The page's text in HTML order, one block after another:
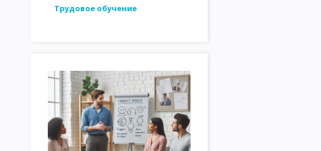
НАЗНАЧЕНИЕ И ЗАДАЧИ ПЕДАГОГИЧЕСКОГО ПРОЦЕССА
ВИДЫ ПЕДАГОГИЧЕСКОЙ ДЕЯТЕЛЬНОСТИ
ПЕДАГОГИЧЕСКАЯ КУЛЬТУРА И ЕЕ СОСТАВЛЯЮЩИЕ
ПЕДАГОГИЧЕСКАЯ ТЕХНИКА: МИМИКА И ПАНТОМИМИКА
Трудовое обучение